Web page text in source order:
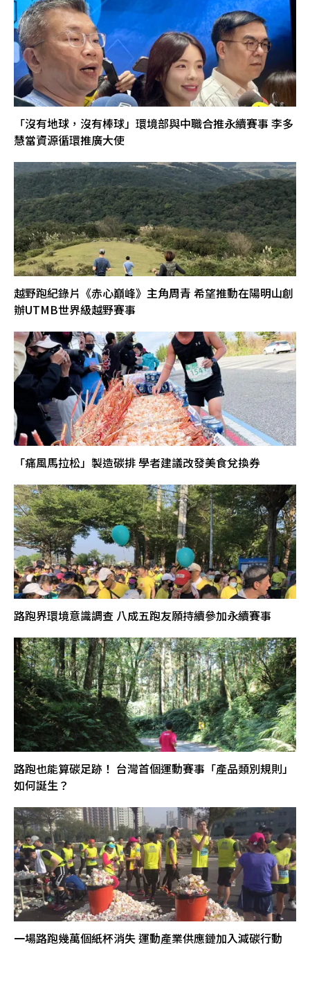
「沒有地球，沒有棒球」環境部與中職合推永續賽事 李多
慧當資源循環推廣大使
越野跑紀錄片《赤心巔峰》主角周青 希望推動在陽明山創
辦UTMB世界級越野賽事
「痛風馬拉松」製造碳排 學者建議改發美食兌換券
路跑界環境意識調查 八成五跑友願持續參加永續賽事
路跑也能算碳足跡！ 台灣首個運動賽事「產品類別規則」
如何誕生？
一場路跑幾萬個紙杯消失 運動產業供應鏈加入減碳行動